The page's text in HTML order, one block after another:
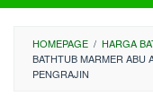
HOMEPAGE / HARGA
BATHTUB MARMER ABU
PENGRAJIN